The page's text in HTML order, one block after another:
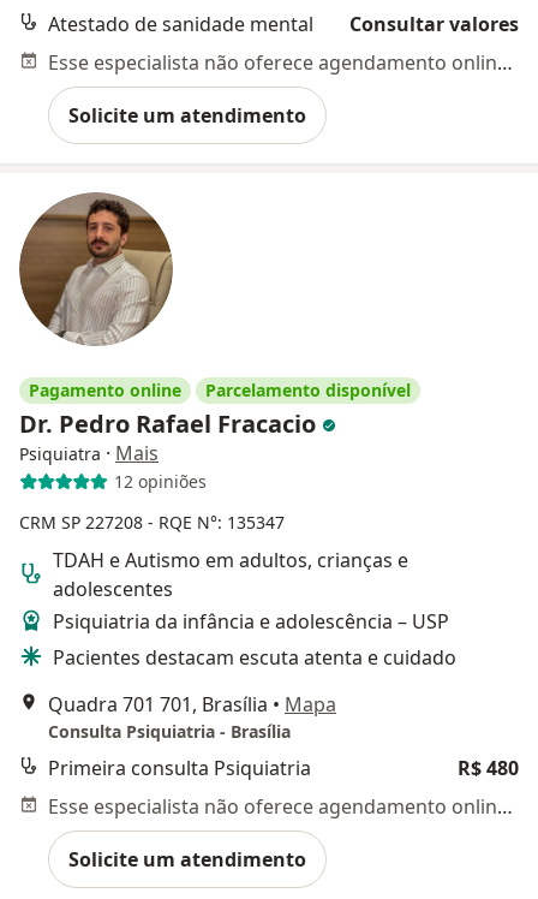
Atestado de sanidade mental
Consultar valores
Esse especialista não oferece agendamento online para esse endereço.
Solicite um atendimento
Pagamento online Parcelamento disponível
Dr. Pedro Rafael Fracacio
Psiquiatra · Mais
12 opiniões
CRM SP 227208 - RQE N°: 135347
TDAH e Autismo em adultos, crianças e
adolescentes
Psiquiatria da infância e adolescência – USP
Pacientes destacam escuta atenta e cuidado
Quadra 701 701, Brasília • Mapa
Consulta Psiquiatria - Brasília
Primeira consulta Psiquiatria
R$ 480
Esse especialista não oferece agendamento online para esse endereço.
Solicite um atendimento